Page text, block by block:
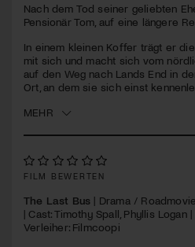
Nach dem Tod seiner geliebten
Pensionär Tom, auf eine längere
In einem kleinen Koffer trägt er
mit sich und macht sich vom
auf den Weg nach Lands End in
Ort, an dem sie sich einst
MEHR
FILM BEWERTEN
The Last Bus | Drama /
| Cast: Timothy Spall, Phyllis Logan
Verleiher: Filmcoopi
Jetzt Mitglied werden